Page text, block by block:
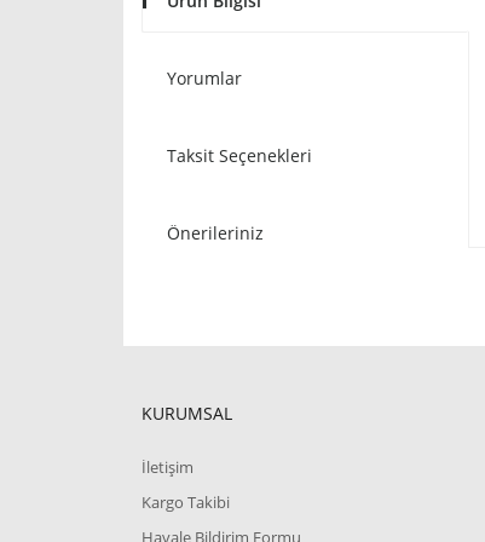
Yorumlar
Taksit Seçenekleri
Önerileriniz
KURUMSAL
İletişim
Kargo Takibi
Havale Bildirim Formu